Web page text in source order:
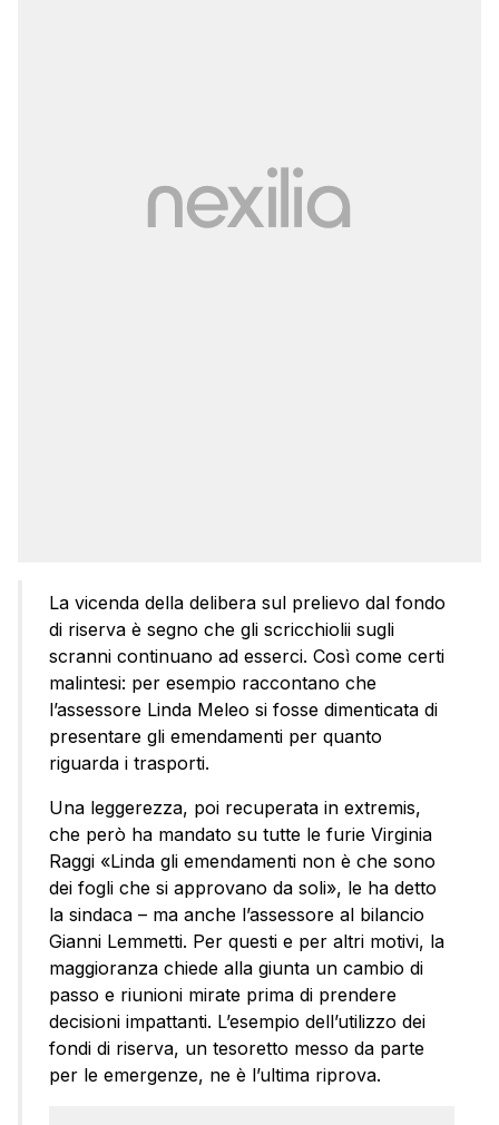
La vicenda della delibera sul prelievo dal fondo
di riserva è segno che gli scricchiolii sugli
scranni continuano ad esserci. Così come certi
malintesi: per esempio raccontano che
l’assessore Linda Meleo si fosse dimenticata di
presentare gli emendamenti per quanto
riguarda i trasporti.
Una leggerezza, poi recuperata in extremis,
che però ha mandato su tutte le furie Virginia
Raggi «Linda gli emendamenti non è che sono
dei fogli che si approvano da soli», le ha detto
la sindaca – ma anche l’assessore al bilancio
Gianni Lemmetti. Per questi e per altri motivi, la
maggioranza chiede alla giunta un cambio di
passo e riunioni mirate prima di prendere
decisioni impattanti. L’esempio dell’utilizzo dei
fondi di riserva, un tesoretto messo da parte
per le emergenze, ne è l’ultima riprova.